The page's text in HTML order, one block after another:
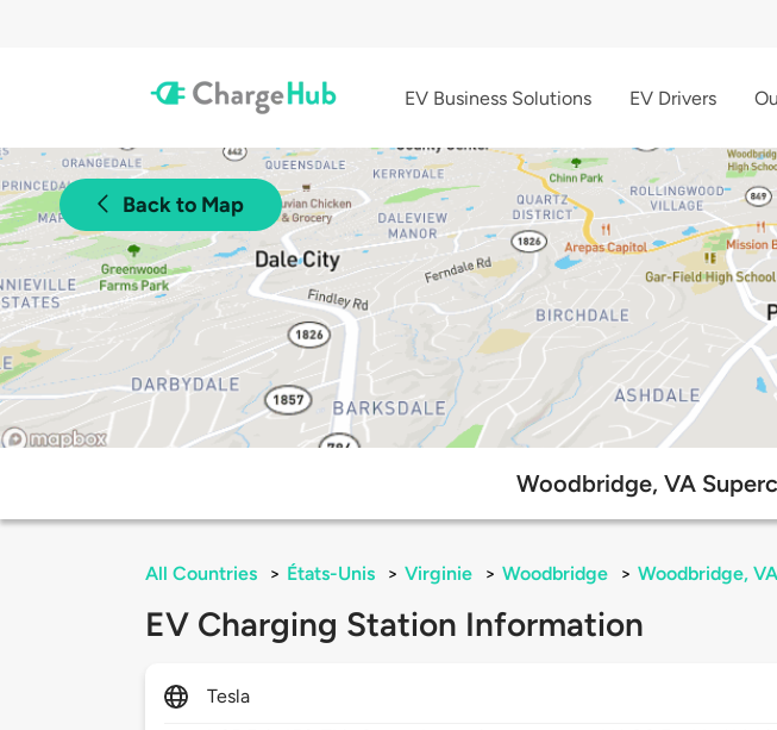
EV Business Solutions EV Drivers
Back to Map
Woodbridge, VA
All Countries > États-Unis > Virginie > Woodbridge > Woodbridge,
EV Charging Station Information
Tesla